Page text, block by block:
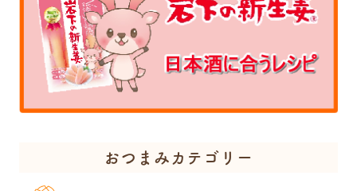
おつまみカテゴリー